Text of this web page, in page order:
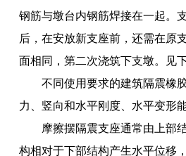
钢筋与墩台内钢筋焊接在一起。
后，在安放新支座前，还需在原
面相同，第二次浇筑下支墩。见
不同使用要求的建筑隔震橡
力、竖向和水平刚度、水平变形
摩擦摆隔震支座通常由上部
构相对于下部结构产生水平位移